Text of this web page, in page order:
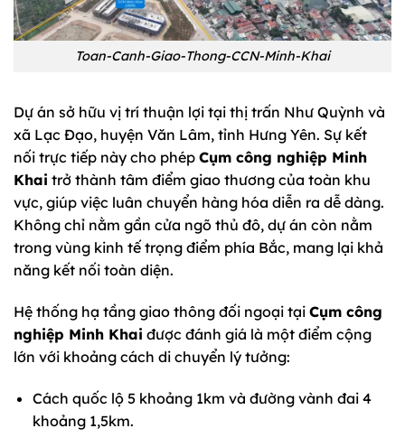
Toan-Canh-Giao-Thong-CCN-Minh-Khai
Dự án sở hữu vị trí thuận lợi tại thị trấn Như Quỳnh và
xã Lạc Đạo, huyện Văn Lâm, tỉnh Hưng Yên. Sự kết
nối trực tiếp này cho phép Cụm công nghiệp Minh
Khai trở thành tâm điểm giao thương của toàn khu
vực, giúp việc luân chuyển hàng hóa diễn ra dễ dàng.
Không chỉ nằm gần cửa ngõ thủ đô, dự án còn nằm
trong vùng kinh tế trọng điểm phía Bắc, mang lại khả
năng kết nối toàn diện.
Hệ thống hạ tầng giao thông đối ngoại tại Cụm công
nghiệp Minh Khai được đánh giá là một điểm cộng
lớn với khoảng cách di chuyển lý tưởng:
Cách quốc lộ 5 khoảng 1km và đường vành đai 4
khoảng 1,5km.